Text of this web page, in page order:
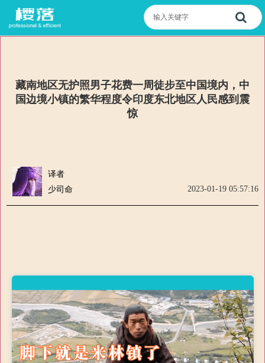
藏南地区无护照男子花费一周徒步至中国境内，中
国边境小镇的繁华程度令印度东北地区人民感到震
惊
译者
少司命
2023-01-19 05:57:16